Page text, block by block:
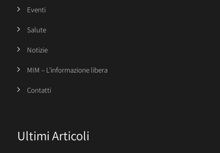
Eventi
Salute
Notizie
MIM – L’informazione libera
Contatti
Ultimi Articoli